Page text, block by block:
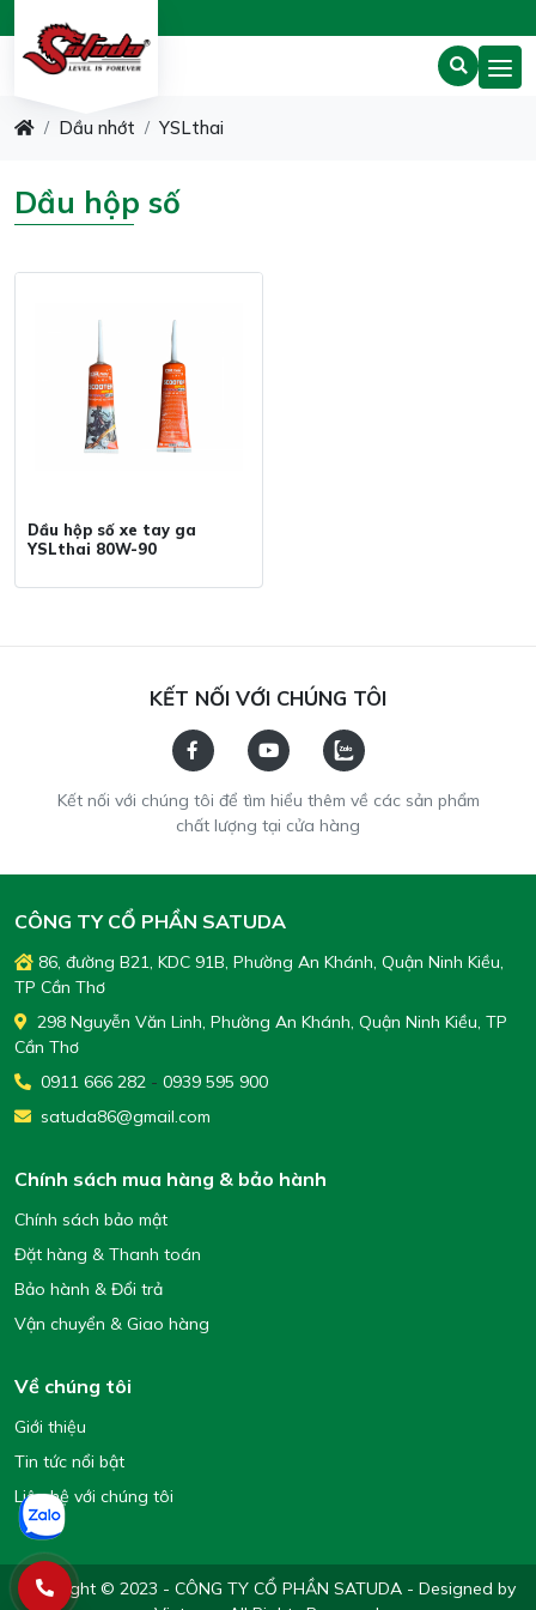
Dầu nhớt YSLthai
Dầu hộp số
Dầu hộp số xe tay ga
YSLthai 80W-90
KẾT NỐI VỚI CHÚNG TÔI
Kết nối với chúng tôi để tìm hiểu thêm về các sản phẩm
chất lượng tại cửa hàng
CÔNG TY CỔ PHẦN SATUDA
86, đường B21, KDC 91B, Phường An Khánh, Quận Ninh Kiều,
TP Cần Thơ
298 Nguyễn Văn Linh, Phường An Khánh, Quận Ninh Kiều, TP
Cần Thơ
0911 666 282 - 0939 595 900
satuda86@gmail.com
Chính sách mua hàng & bảo hành
Chính sách bảo mật
Đặt hàng & Thanh toán
Bảo hành & Đổi trả
Vận chuyển & Giao hàng
Về chúng tôi
Giới thiệu
Tin tức nổi bật
Liên hệ với chúng tôi
Copyright © 2023 - CÔNG TY CỔ PHẦN SATUDA - Designed by